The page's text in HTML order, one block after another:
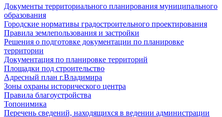
Документы территориального планирования муниципального
образования
Городские нормативы градостроительного проектирования
Правила землепользования и застройки
Решения о подготовке документации по планировке
территории
Документация по планировке территорий
Площадки под строительство
Адресный план г.Владимира
Зоны охраны исторического центра
Правила благоустройства
Топонимика
Перечень сведений, находящихся в ведении администрации